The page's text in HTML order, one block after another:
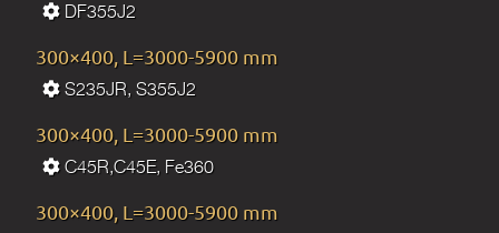
DF355J2
300×400, L=3000-5900 mm
S235JR, S355J2
300×400, L=3000-5900 mm
C45R,C45E, Fe360
300×400, L=3000-5900 mm